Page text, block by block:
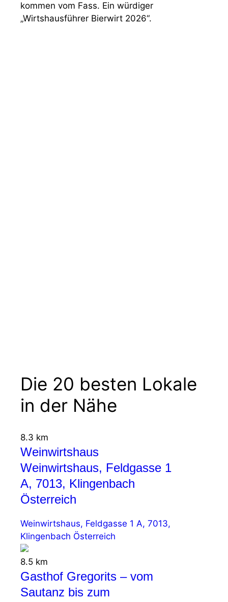
kommen vom Fass. Ein würdiger
„Wirtshausführer Bierwirt 2026“.
Die 20 besten Lokale
in der Nähe
8.3 km
Weinwirtshaus
Weinwirtshaus, Feldgasse 1
A, 7013, Klingenbach
Österreich
Weinwirtshaus, Feldgasse 1 A, 7013,
Klingenbach Österreich
8.5 km
Gasthof Gregorits – vom
Sautanz bis zum